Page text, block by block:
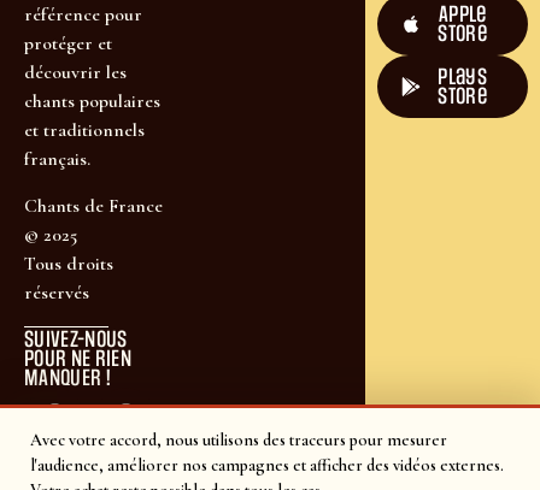
Avec votre accord, nous utilisons des traceurs pour mesurer
l'audience, améliorer nos campagnes et afficher des vidéos externes.
référence pour
protéger et
découvrir les
chants populaires
et traditionnels
français.
Chants de France
© 2025
Tous droits
réservés
SUIVEZ-NOUS
POUR NE RIEN
MANQUER !
Apple
Store
plays
store